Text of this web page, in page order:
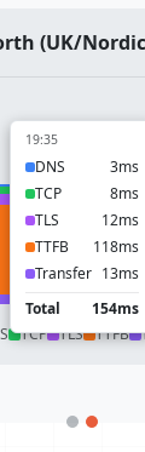
(UK/
19:35
DNS
3ms
TCP
8ms
TLS
12ms
TTFB
118ms
Transfer 13ms
Total
154ms
TCP TLS TTFB